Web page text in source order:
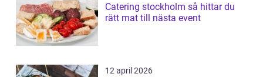
Catering stockholm så hittar du
rätt mat till nästa event
12 april 2026